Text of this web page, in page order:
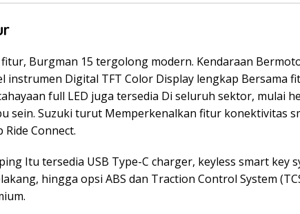
fitur, Burgman 15 tergolong modern. Kendaraan
instrumen Digital TFT Color Display lengkap Bersama
full LED juga tersedia Di seluruh sektor, mulai
sein. Suzuki turut Memperkenalkan fitur konektivitas
Ride Connect.
Itu tersedia USB Type-C charger, keyless smart key
hingga opsi ABS dan Traction Control System